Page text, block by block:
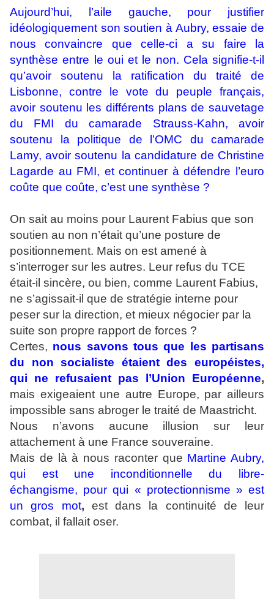
Aujourd’hui, l’aile gauche, pour justifier
idéologiquement son soutien à Aubry, essaie de
nous convaincre que celle-ci a su faire la
synthèse entre le oui et le non. Cela signifie-t-il
qu’avoir soutenu la ratification du traité de
Lisbonne, contre le vote du peuple français,
avoir soutenu les différents plans de sauvetage
du FMI du camarade Strauss-Kahn, avoir
soutenu la politique de l’OMC du camarade
Lamy, avoir soutenu la candidature de Christine
Lagarde au FMI, et continuer à défendre l’euro
coûte que coûte, c’est une synthèse ?
On sait au moins pour Laurent Fabius que son
soutien au non n’était qu’une posture de
positionnement. Mais on est amené à
s’interroger sur les autres. Leur refus du TCE
était-il sincère, ou bien, comme Laurent Fabius,
ne s’agissait-il que de stratégie interne pour
peser sur la direction, et mieux négocier par la
suite son propre rapport de forces ?
Certes, nous savons tous que les partisans
du non socialiste étaient des européistes,
qui ne refusaient pas l’Union Européenne,
mais exigeaient une autre Europe, par ailleurs
impossible sans abroger le traité de Maastricht.
Nous n’avons aucune illusion sur leur
attachement à une France souveraine.
Mais de là à nous raconter que Martine Aubry,
qui est une inconditionnelle du libre-
échangisme, pour qui « protectionnisme » est
un gros mot, est dans la continuité de leur
combat, il fallait oser.